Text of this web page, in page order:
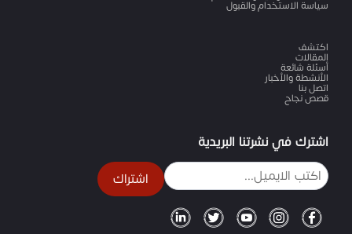
سياسة الاستخدام والقبول
اكتشف
المقالات
أسئلة شائعة
الأنشطة والأخبار
اتصل بنا
قصص نجاح
اشترك في نشرتنا البريدية
اشتراك